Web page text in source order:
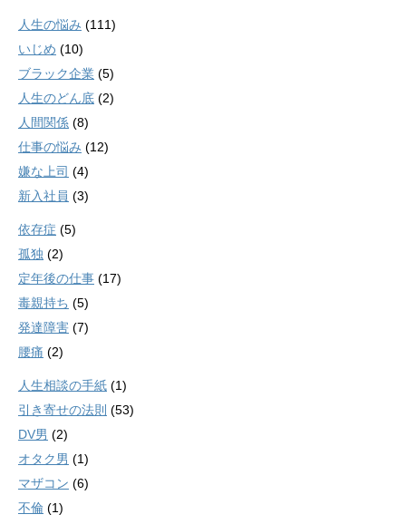
人生の悩み (111)
いじめ (10)
ブラック企業 (5)
人生のどん底 (2)
人間関係 (8)
仕事の悩み (12)
嫌な上司 (4)
新入社員 (3)
依存症 (5)
孤独 (2)
定年後の仕事 (17)
毒親持ち (5)
発達障害 (7)
腰痛 (2)
人生相談の手紙 (1)
引き寄せの法則 (53)
DV男 (2)
オタク男 (1)
マザコン (6)
不倫 (1)